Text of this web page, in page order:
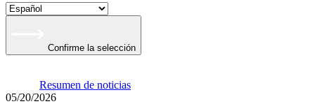
Confirme la selección
Resumen de noticias
05/20/2026